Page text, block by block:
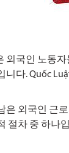
외국인 노동
다. Quốc
은 외국인 근
절차 중 하나